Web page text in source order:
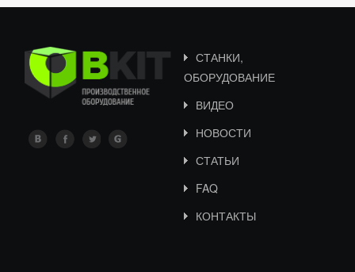
СТАНКИ,
ОБОРУДОВАНИЕ
ВИДЕО
НОВОСТИ
СТАТЬИ
FAQ
КОНТАКТЫ